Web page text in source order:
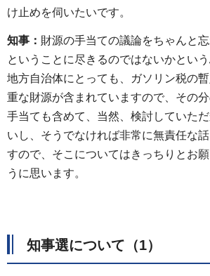
け止めを伺いたいです。
知事： 財源の手当ての議論をちゃんと
ということに尽きるのではないかという
地方自治体にとっても、ガソリン税の
重な財源が含まれていますので、その
手当ても含めて、当然、検討していた
いし、そうでなければ非常に無責任な
すので、そこについてはきっちりとお
うに思います。
知事選について（1）